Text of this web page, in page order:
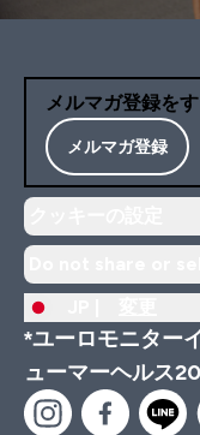
メルマガ登録を
メルマガ登録
*ユーロモニター
ューマーヘルス